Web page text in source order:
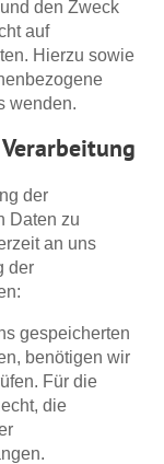
den Zweck
auf
Hierzu sowie
wenden.
der
Daten zu
an uns
der
gespeicherten
benötigen wir
Für die
die